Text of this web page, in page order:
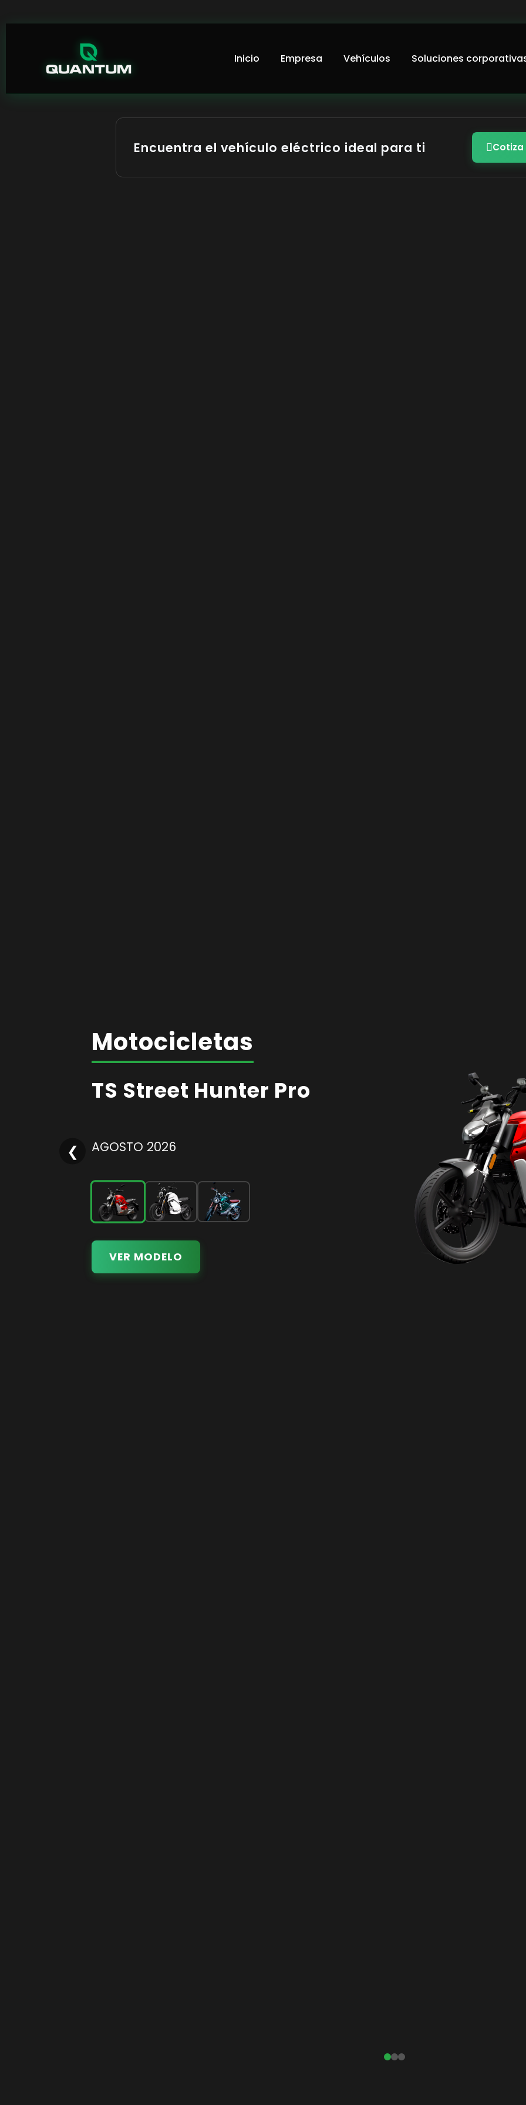
Inicio Empresa Vehículos Soluciones
Encuentra el vehículo eléctrico ideal para ti Cotiza
❮
Motocicletas
TS Street Hunter Pro
AGOSTO 2026
VER MODELO